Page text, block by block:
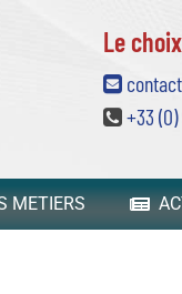
Le
+33 (0)
METIERS